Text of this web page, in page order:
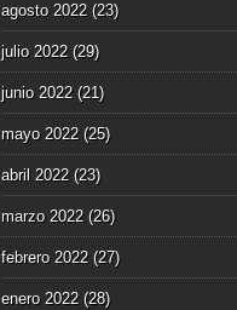
agosto 2022 (23)
julio 2022 (29)
junio 2022 (21)
mayo 2022 (25)
abril 2022 (23)
marzo 2022 (26)
febrero 2022 (27)
enero 2022 (28)